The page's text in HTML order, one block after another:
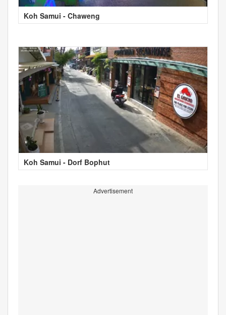
Koh Samui - Chaweng
Koh Samui - Dorf Bophut
Advertisement